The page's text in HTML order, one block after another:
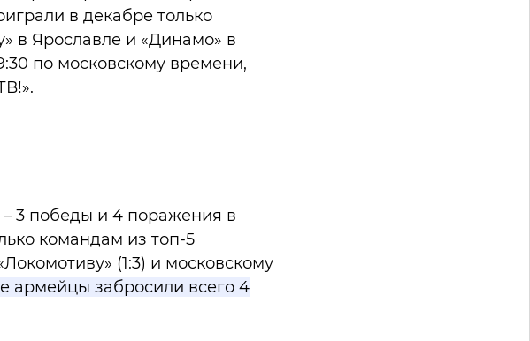
в декабре только
в Ярославле и «Динамо» в
по московскому времени,
3 победы и 4 поражения в
командам из топ-5
(1:3) и московскому
армейцы забросили всего 4